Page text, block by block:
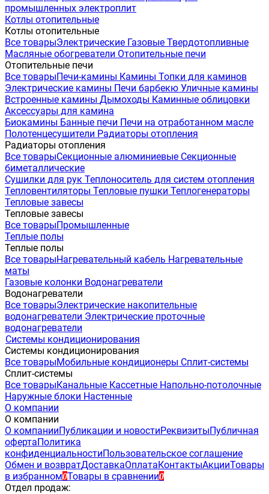
промышленных электроплит
Котлы отопительные
Котлы отопительные
Все товарыЭлектрические Газовые Твердотопливные
Масляные обогреватели Отопительные печи
Отопительные печи
Все товарыПечи-камины Камины Топки для каминов
Электрические камины Печи барбекю Уличные камины
Встроенные камины Дымоходы Каминные облицовки
Аксессуары для камина
Биокамины Банные печи Печи на отработанном масле
Полотенцесушители Радиаторы отопления
Радиаторы отопления
Все товарыСекционные алюминиевые Секционные
биметаллические
Сушилки для рук Теплоноситель для систем отопления
Тепловентиляторы Тепловые пушки Теплогенераторы
Тепловые завесы
Тепловые завесы
Все товарыПромышленные
Теплые полы
Теплые полы
Все товарыНагревательный кабель Нагревательные
маты
Газовые колонки Водонагреватели
Водонагреватели
Все товарыЭлектрические накопительные
водонагреватели Электрические проточные
водонагреватели
Системы кондиционирования
Системы кондиционирования
Все товарыМобильные кондиционеры Сплит-системы
Сплит-системы
Все товарыКанальные Кассетные Напольно-потолочные
Наружные блоки Настенные
О компании
О компании
О компанииПубликации и новостиРеквизитыПубличная
офертаПолитика
конфиденциальностиПользовательское соглашение
Обмен и возвратДоставкаОплатаКонтактыАкцииТовары
в избранном0Товары в сравнении0
Отдел продаж: